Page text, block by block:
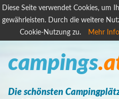
Diese Seite verwendet Cookies, um
gewährleisten. Durch die weitere
Cookie-Nutzung zu.
Mehr
campings
Die schönsten